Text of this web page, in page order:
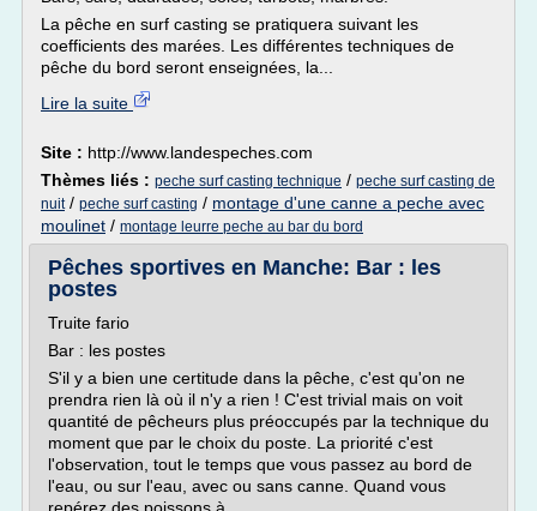
La pêche en surf casting se pratiquera suivant les
coefficients des marées. Les différentes techniques de
pêche du bord seront enseignées, la...
Lire la suite
Site : http://www.landespeches.com
Thèmes liés : peche surf casting technique / peche surf casting de
nuit/ peche surf casting / montage d'une canne a peche avec
moulinet / montage leurre peche au bar du bord
Pêches sportives en Manche: Bar : les
postes
Truite fario
Bar : les postes
S'il y a bien une certitude dans la pêche, c'est qu'on ne
prendra rien là où il n'y a rien ! C'est trivial mais on voit
quantité de pêcheurs plus préoccupés par la technique du
moment que par le choix du poste. La priorité c'est
l'observation, tout le temps que vous passez au bord de
l'eau, ou sur l'eau, avec ou sans canne. Quand vous